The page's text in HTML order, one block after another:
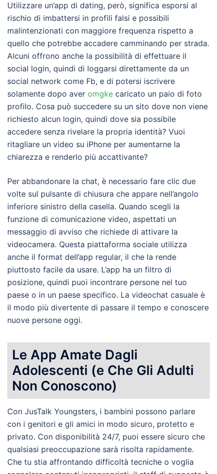
Utilizzare un’app di dating, però, significa esporsi al
rischio di imbattersi in profili falsi e possibili
malintenzionati con maggiore frequenza rispetto a
quello che potrebbe accadere camminando per strada.
Alcuni offrono anche la possibilità di effettuare il
social login, quindi di loggarsi direttamente da un
social network come Fb, e di potersi iscrivere
solamente dopo aver omgke caricato un paio di foto
profilo. Cosa può succedere su un sito dove non viene
richiesto alcun login, quindi dove sia possibile
accedere senza rivelare la propria identità? Vuoi
ritagliare un video su iPhone per aumentarne la
chiarezza e renderlo più accattivante?
Per abbandonare la chat, è necessario fare clic due
volte sul pulsante di chiusura che appare nell’angolo
inferiore sinistro della casella. Quando scegli la
funzione di comunicazione video, aspettati un
messaggio di avviso che richiede di attivare la
videocamera. Questa piattaforma sociale utilizza
anche il format dell’app regular, il che la rende
piuttosto facile da usare. L’app ha un filtro di
posizione, quindi puoi incontrare persone nel tuo
paese o in un paese specifico. La videochat casuale è
il modo più divertente di passare il tempo e conoscere
nuove persone oggi.
Le App Amate Dagli
Adolescenti (e Che Gli Adulti
Non Conoscono)
Con JusTalk Youngsters, i bambini possono parlare
con i genitori e gli amici in modo sicuro, protetto e
privato. Con disponibilità 24/7, puoi essere sicuro che
qualsiasi preoccupazione sarà risolta rapidamente.
Che tu stia affrontando difficoltà tecniche o voglia